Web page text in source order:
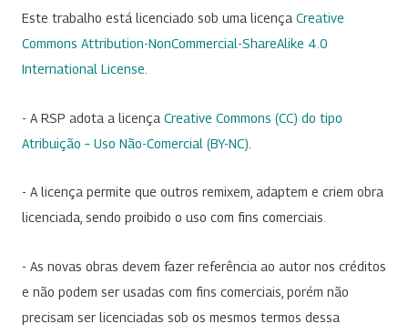
Este trabalho está licenciado sob uma licença Creative
Commons Attribution-NonCommercial-ShareAlike 4.0
International License
- A RSP adota a licença Creative Commons (CC) do tipo
Atribuição – Uso Não-Comercial (BY-NC)
- A licença permite que outros remixem, adaptem e criem obra
licenciada, sendo proibido o uso com fins comerciais.
- As novas obras devem fazer referência ao autor nos créditos
e não podem ser usadas com fins comerciais, porém não
precisam ser licenciadas sob os mesmos termos dessa